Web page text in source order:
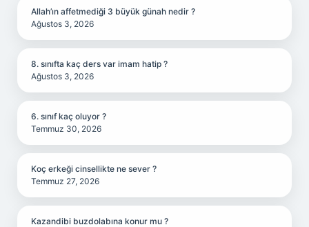
Allah’ın affetmediği 3 büyük günah nedir ?
Ağustos 3, 2026
8. sınıfta kaç ders var imam hatip ?
Ağustos 3, 2026
6. sınıf kaç oluyor ?
Temmuz 30, 2026
Koç erkeği cinsellikte ne sever ?
Temmuz 27, 2026
Kazandibi buzdolabına konur mu ?